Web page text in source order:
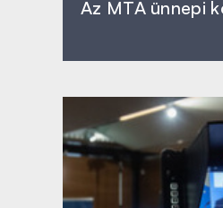
Az MTA ünnepi